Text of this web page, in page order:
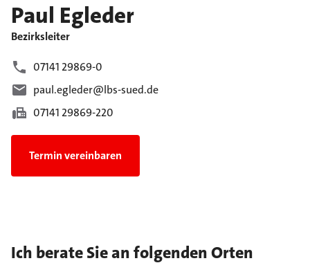
Paul Egleder
Bezirksleiter
07141 29869-0
paul.egleder@lbs-sued.de
07141 29869-220
Termin vereinbaren
Ich berate Sie an folgenden Orten